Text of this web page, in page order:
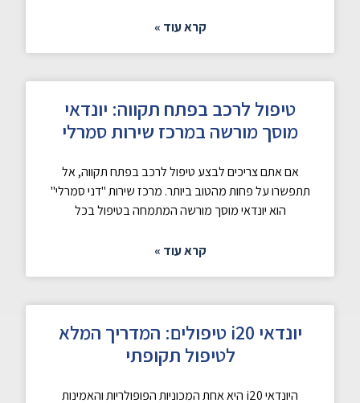
קרא עוד »
טיפול לרכב בפתח תקווה: יונדאי
מוסך מורשה במרכז שירות סמרלי
אם אתם צריכים לבצע טיפול לרכב בפתח תקווה, אל
תתפשרו על פחות מהטוב ביותר. מרכז שירות "דני סמרלי"
הוא יונדאי מוסך מורשה המתמחה בטיפול בכל
קרא עוד »
יונדאי i20 טיפולים: המדריך המלא
לטיפול תקופתי
היונדאי i20 היא אחת המכוניות הפופולריות והאמינות